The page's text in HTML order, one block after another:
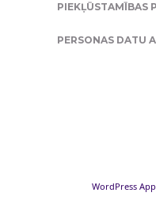
PIEKĻŪSTAMĪBAS
PERSONAS DATU
WordPress